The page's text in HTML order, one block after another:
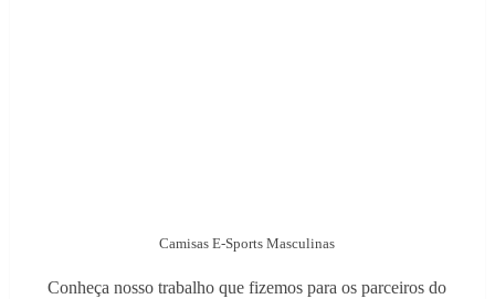
Camisas E-Sports Masculinas
Conheça nosso trabalho que fizemos para os parceiros do